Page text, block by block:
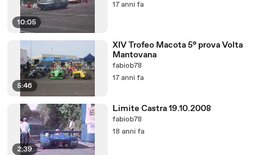
10:05
17 anni fa
5:46
XIV Trofeo Macota 5° prova Volta
Mantovana
fabiob78
17 anni fa
2:39
Limite Castra 19.10.2008
fabiob78
18 anni fa